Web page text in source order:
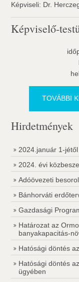
Képviseli: Dr.
Képviselő-
TOVÁBBI
Hirdetmények
2024.január 1-
2024. évi
Adóövezeti
Bánhorváti
Gazdasági
Határozat az
banyakapacitás-
Hatósági döntés
Hatósági döntés
ügyében